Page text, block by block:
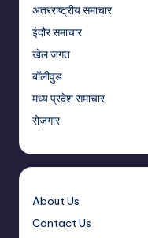
अंतरराष्ट्रीय समाचार
इंदौर समाचार
खेल जगत
बॉलीवुड
मध्य प्रदेश समाचार
रोज़गार
About Us
Contact Us